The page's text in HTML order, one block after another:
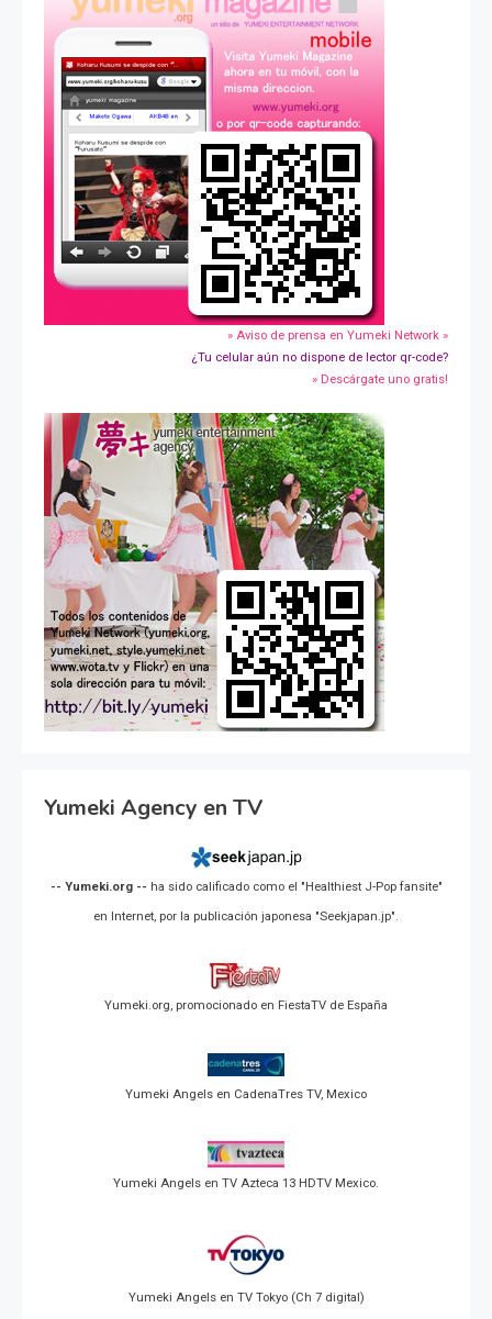
» Aviso de prensa en Yumeki Network »
¿Tu celular aún no dispone de lector qr-code?
» Descárgate uno gratis!
Yumeki Agency en TV
-- Yumeki.org -- ha sido calificado como el "Healthiest J-Pop fansite"
en Internet, por la publicación japonesa "Seekjapan.jp".
Yumeki.org, promocionado en FiestaTV de España
Yumeki Angels en CadenaTres TV, Mexico
Yumeki Angels en TV Azteca 13 HDTV Mexico.
Yumeki Angels en TV Tokyo (Ch 7 digital)